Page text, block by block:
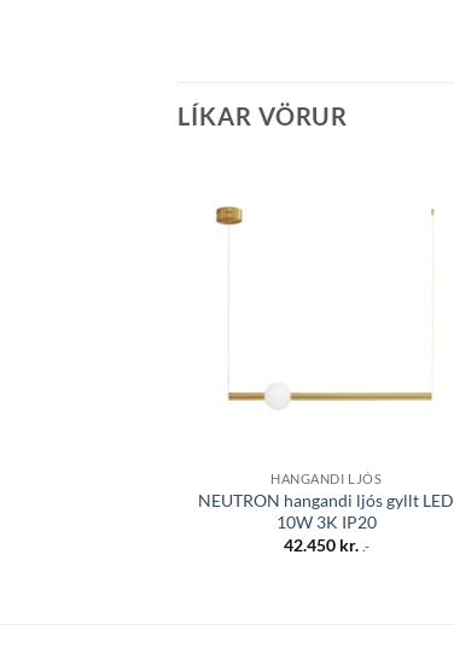
LÍKAR VÖRUR
HANGANDI LJÓS
NEUTRON hangandi ljós gyllt LED
10W 3K IP20
42.450 kr. .-